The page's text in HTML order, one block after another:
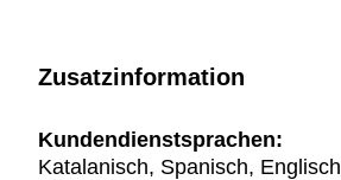
Zusatzinformation
Kundendienstsprachen:
Katalanisch, Spanisch, Englisch